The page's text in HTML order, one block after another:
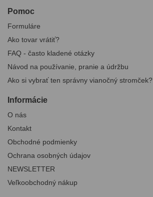
Pomoc
Formuláre
Ako tovar vrátiť?
FAQ - často kladené otázky
Návod na používanie, pranie a údržbu
Ako si vybrať ten správny vianočný stromček?
Informácie
O nás
Kontakt
Obchodné podmienky
Ochrana osobných údajov
NEWSLETTER
Veľkoobchodný nákup